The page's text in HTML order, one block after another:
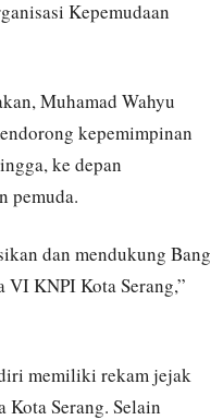
Kepemudaan
Muhamad Wahyu
kepemimpinan
ke depan
pemuda.
dan mendukung Bang
VI KNPI Kota Serang,”
memiliki rekam jejak
Kota Serang. Selain